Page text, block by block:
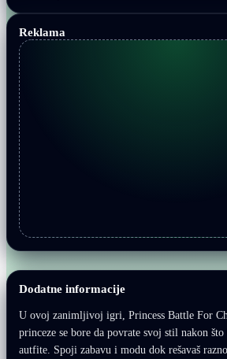
Dodatne informacije
U ovoj zanimljivoj igri, Princess Battle For
princeze se bore da povrate svoj stil nakon
autfite. Spoji zabavu i modu dok rešavaš
Reklama